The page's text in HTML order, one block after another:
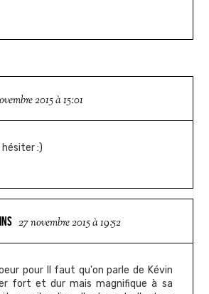
2015 à 15:01
hésiter :)
27 novembre 2015 à 19:52
pour Il faut qu'on parle de Kévin
fort et dur mais magnifique à sa